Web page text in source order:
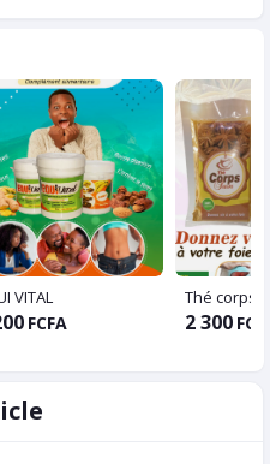
VITAL
FCFA
Thé corps
2 300